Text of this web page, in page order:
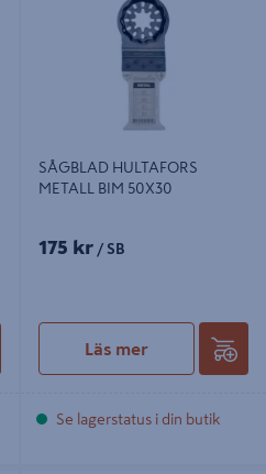
SÅGBLAD HULTAFORS
METALL BIM 50X30
175 kr / SB
Läs mer
Se lagerstatus i din butik